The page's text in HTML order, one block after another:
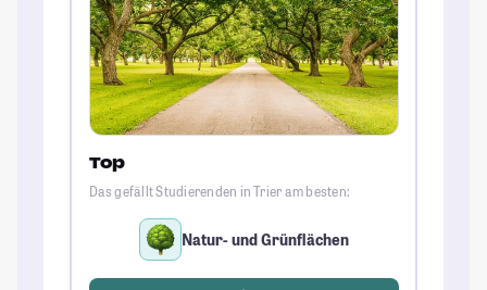
Top
Das gefällt Studierenden in Trier am besten:
Natur- und Grünflächen